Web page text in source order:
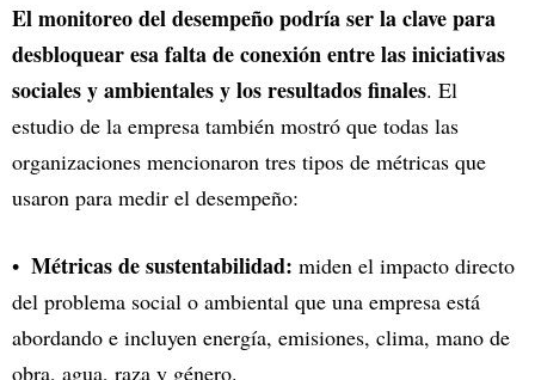
El monitoreo del desempeño podría ser la clave para
desbloquear esa falta de conexión entre las iniciativas
sociales y ambientales y los resultados finales. El
estudio de la empresa también mostró que todas las
organizaciones mencionaron tres tipos de métricas que
usaron para medir el desempeño:
Métricas de sustentabilidad: miden el impacto directo
del problema social o ambiental que una empresa está
abordando e incluyen energía, emisiones, clima, mano de
obra, agua, raza y género.